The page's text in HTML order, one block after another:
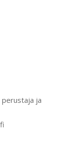
perustaja ja